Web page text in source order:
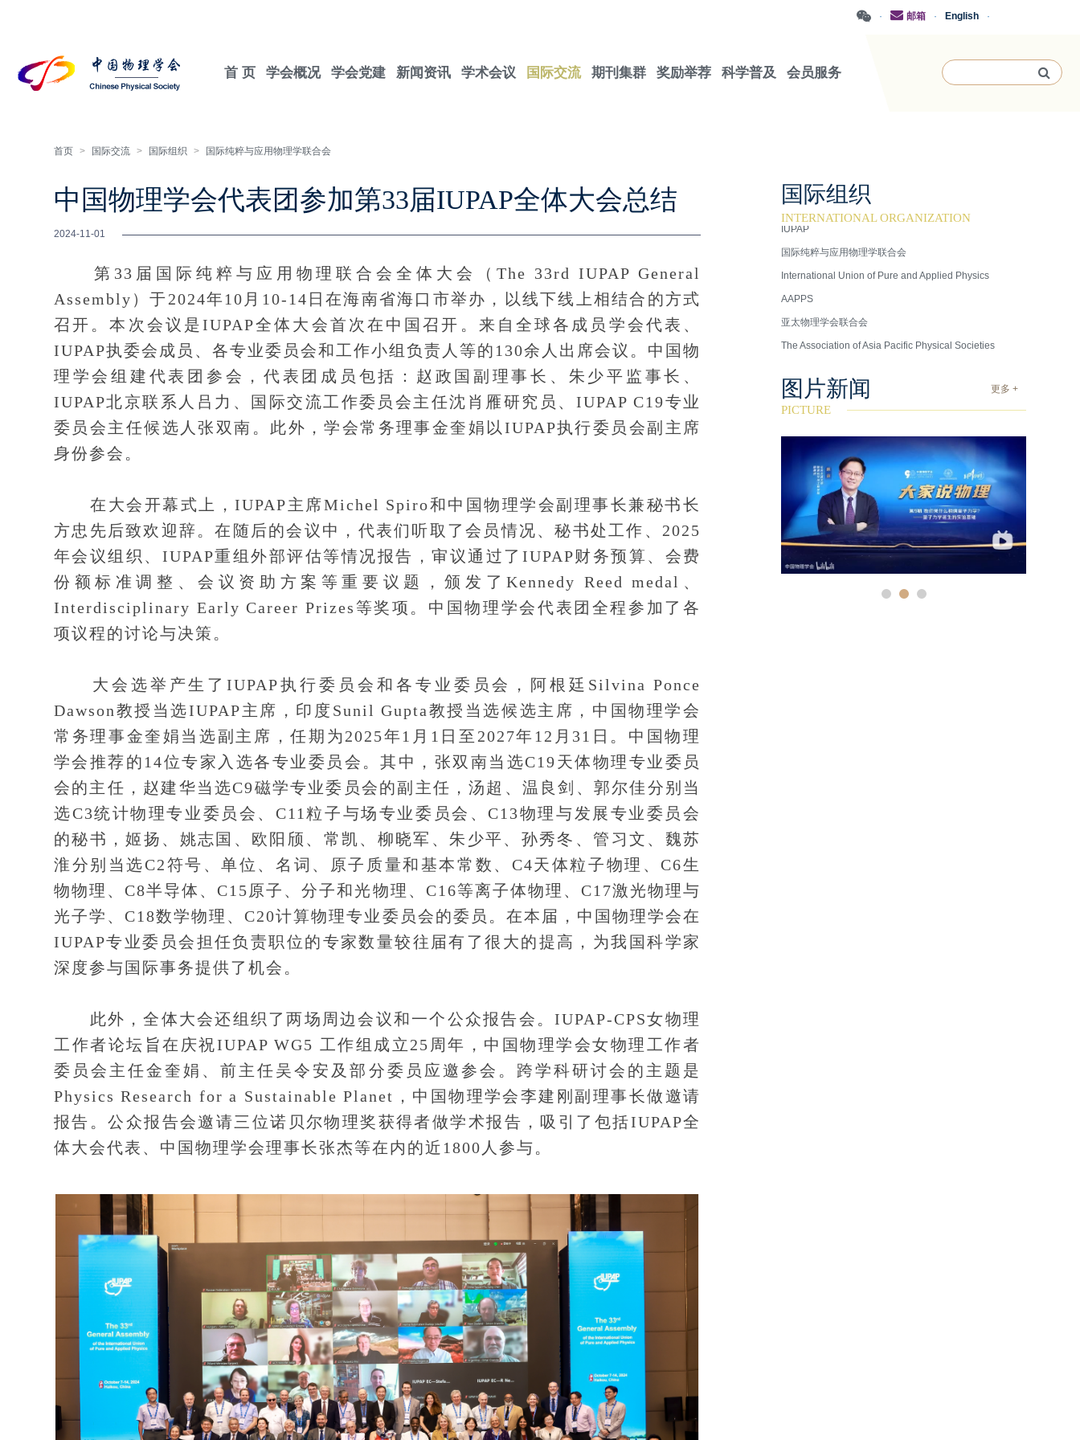
·
English
·
邮箱
·
首 页 学会概况 学会党建 新闻资讯 学术会议 国际交流 期刊集群 奖励举荐 科学普及 会员服务
首页 > 国际交流 > 国际组织 > 国际纯粹与应用物理学联合会
中国物理学会代表团参加第33届IUPAP全体大会总结
2024-11-01
第33届国际纯粹与应用物理联合会全体大会（The 33rd IUPAP General
Assembly）于2024年10月10-14日在海南省海口市举办，以线下线上相结合的方式
召开。本次会议是IUPAP全体大会首次在中国召开。来自全球各成员学会代表、
IUPAP执委会成员、各专业委员会和工作小组负责人等的130余人出席会议。中国物
理学会组建代表团参会，代表团成员包括：赵政国副理事长、朱少平监事长、
IUPAP北京联系人吕力、国际交流工作委员会主任沈肖雁研究员、IUPAP C19专业
委员会主任候选人张双南。此外，学会常务理事金奎娟以IUPAP执行委员会副主席
身份参会。
在大会开幕式上，IUPAP主席Michel Spiro和中国物理学会副理事长兼秘书长
方忠先后致欢迎辞。在随后的会议中，代表们听取了会员情况、秘书处工作、2025
年会议组织、IUPAP重组外部评估等情况报告，审议通过了IUPAP财务预算、会费
份额标准调整、会议资助方案等重要议题，颁发了Kennedy Reed medal、
Interdisciplinary Early Career Prizes等奖项。中国物理学会代表团全程参加了各
项议程的讨论与决策。
大会选举产生了IUPAP执行委员会和各专业委员会，阿根廷Silvina Ponce
Dawson教授当选IUPAP主席，印度Sunil Gupta教授当选候选主席，中国物理学会
常务理事金奎娟当选副主席，任期为2025年1月1日至2027年12月31日。中国物理
学会推荐的14位专家入选各专业委员会。其中，张双南当选C19天体物理专业委员
会的主任，赵建华当选C9磁学专业委员会的副主任，汤超、温良剑、郭尔佳分别当
选C3统计物理专业委员会、C11粒子与场专业委员会、C13物理与发展专业委员会
的秘书，姬扬、姚志国、欧阳颀、常凯、柳晓军、朱少平、孙秀冬、管习文、魏苏
淮分别当选C2符号、单位、名词、原子质量和基本常数、C4天体粒子物理、C6生
物物理、C8半导体、C15原子、分子和光物理、C16等离子体物理、C17激光物理与
光子学、C18数学物理、C20计算物理专业委员会的委员。在本届，中国物理学会在
IUPAP专业委员会担任负责职位的专家数量较往届有了很大的提高，为我国科学家
深度参与国际事务提供了机会。
此外，全体大会还组织了两场周边会议和一个公众报告会。IUPAP-CPS女物理
工作者论坛旨在庆祝IUPAP WG5 工作组成立25周年，中国物理学会女物理工作者
委员会主任金奎娟、前主任吴令安及部分委员应邀参会。跨学科研讨会的主题是
Physics Research for a Sustainable Planet，中国物理学会李建刚副理事长做邀请
报告。公众报告会邀请三位诺贝尔物理奖获得者做学术报告，吸引了包括IUPAP全
体大会代表、中国物理学会理事长张杰等在内的近1800人参与。
国际组织
INTERNATIONAL ORGANIZATION
IUPAP
国际纯粹与应用物理学联合会
International Union of Pure and Applied Physics
AAPPS
亚太物理学会联合会
The Association of Asia Pacific Physical Societies
更多 +
图片新闻
PICTURE